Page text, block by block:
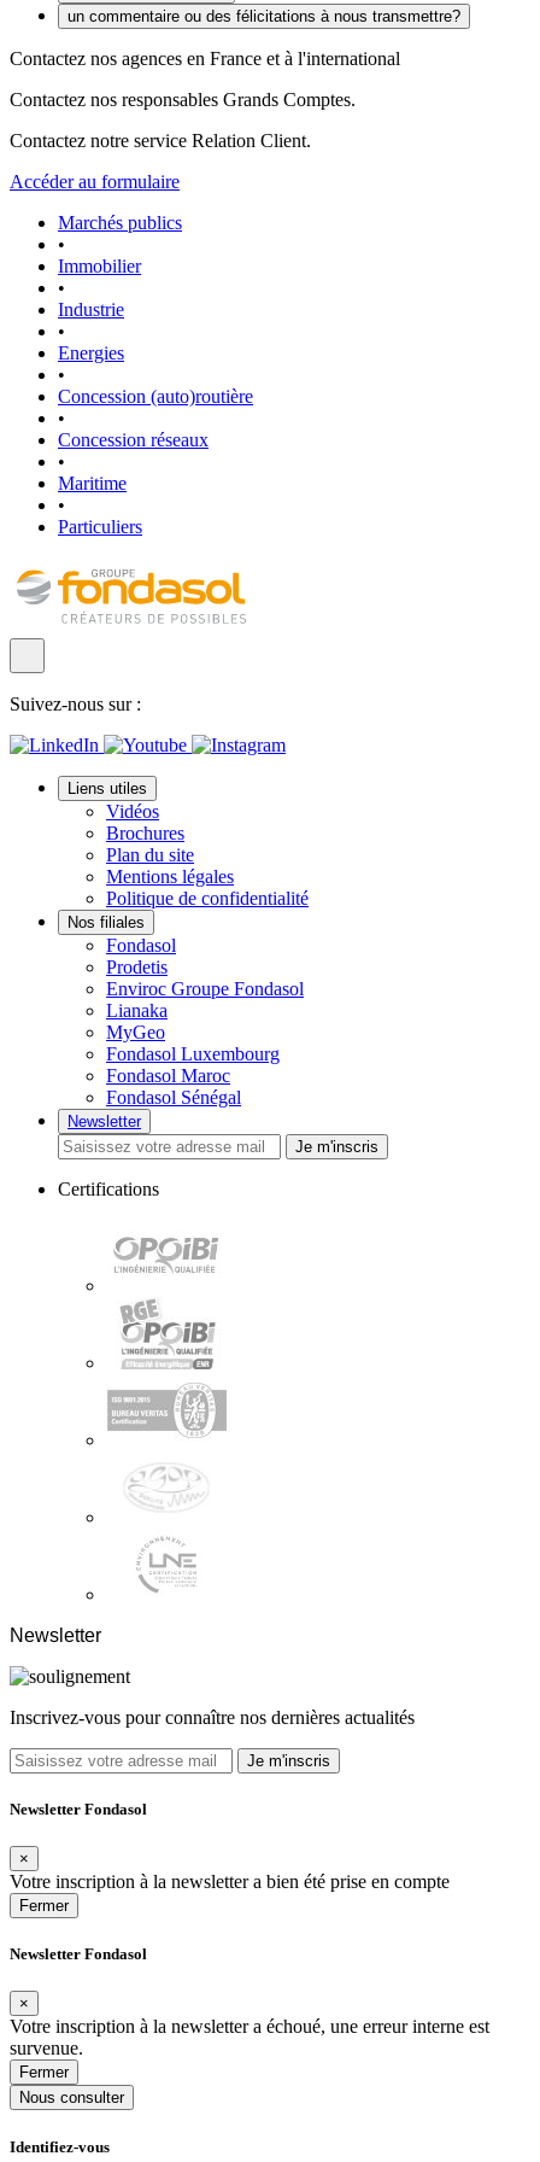
un commentaire ou des félicitations à nous transmettre?
Contactez nos agences en France et à l'international
Contactez nos responsables Grands Comptes.
Contactez notre service Relation Client.
Accéder au formulaire
Marchés publics
•
Immobilier
•
Industrie
•
Energies
•
Concession (auto)routière
•
Concession réseaux
•
Maritime
•
Particuliers
Suivez-nous sur :
Liens utiles
Vidéos
Brochures
Plan du site
Mentions légales
Politique de confidentialité
Nos filiales
Fondasol
Prodetis
Enviroc Groupe Fondasol
Lianaka
MyGeo
Fondasol Luxembourg
Fondasol Maroc
Fondasol Sénégal
Newsletter
Je m'inscris
Certifications
Newsletter
Inscrivez-vous pour connaître nos dernières actualités
Je m'inscris
Newsletter Fondasol
×
Votre inscription à la newsletter a bien été prise en compte
Fermer
Newsletter Fondasol
×
Votre inscription à la newsletter a échoué, une erreur interne est
survenue.
Fermer
Nous consulter
Identifiez-vous